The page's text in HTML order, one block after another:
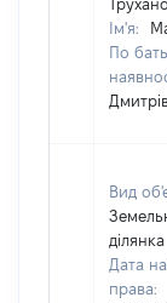
Ім'я:
По
Вид
ділянка
Дата
права: